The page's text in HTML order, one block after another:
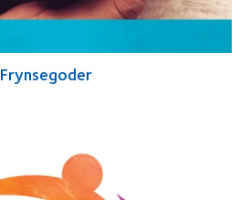
Frynsegoder